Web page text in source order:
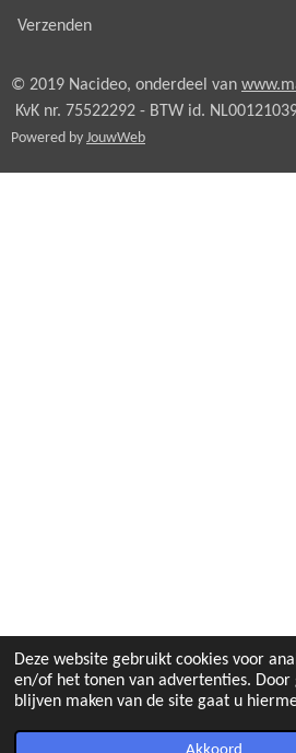
Deze website gebruikt cookies voor
en/of het tonen van advertenties. Door
blijven maken van de site gaat u
Verzenden
© 2019 Nacideo, onderdeel van
KvK nr. 75522292 - BTW id.
Powered by JouwWeb